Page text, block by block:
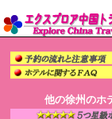
他の徐州のホ